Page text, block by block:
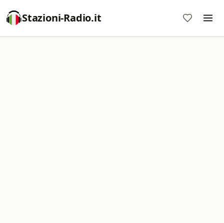
Stazioni-Radio.it